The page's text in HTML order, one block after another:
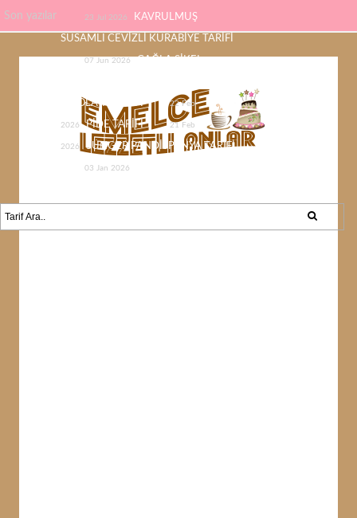
Son yazılar 23 Jul 2026 KAVRULMUŞ
SUSAMLI CEVİZLİ KURABİYE TARİFİ
07 Jun 2026 ÇAĞLA ŞİKEL
ÇİKOLATA TARİFİ 22 Feb
2026 PİDE TARİFİ 21 Feb
2026 SÜNGER PANDİSPANYA TARİFİ
03 Jan 2026